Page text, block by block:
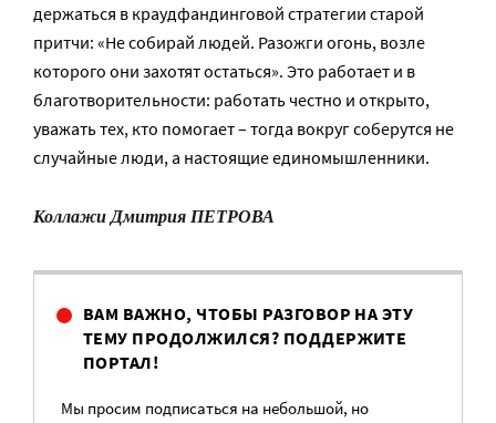
держаться в краудфандинговой стратегии старой
притчи: «Не собирай людей. Разожги огонь, возле
которого они захотят остаться». Это работает и в
благотворительности: работать честно и открыто,
уважать тех, кто помогает – тогда вокруг соберутся не
случайные люди, а настоящие единомышленники.
Коллажи Дмитрия ПЕТРОВА
ВАМ ВАЖНО, ЧТОБЫ РАЗГОВОР НА ЭТУ
ТЕМУ ПРОДОЛЖИЛСЯ? ПОДДЕРЖИТЕ
ПОРТАЛ!
Мы просим подписаться на небольшой, но